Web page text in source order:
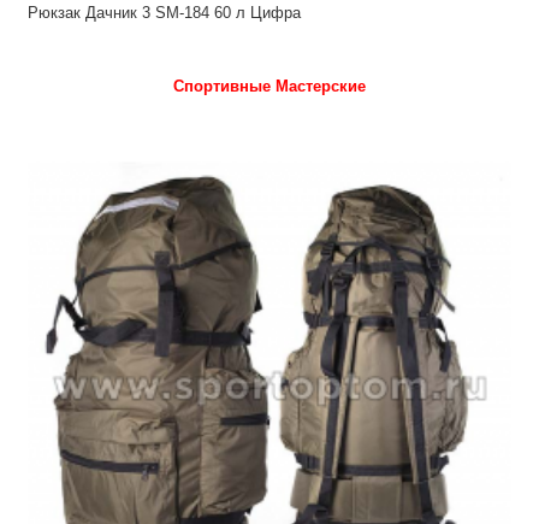
Рюкзак Дачник 3 SM-184 60 л Цифра
Спортивные Мастерские